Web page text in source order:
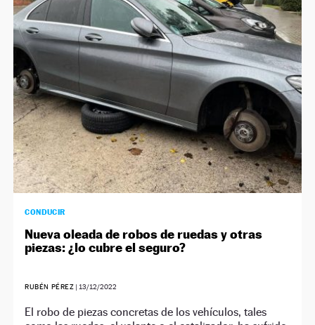
CONDUCIR
Nueva oleada de robos de ruedas y otras
piezas: ¿lo cubre el seguro?
RUBÉN PÉREZ |13/12/2022
El robo de piezas concretas de los vehículos, tales